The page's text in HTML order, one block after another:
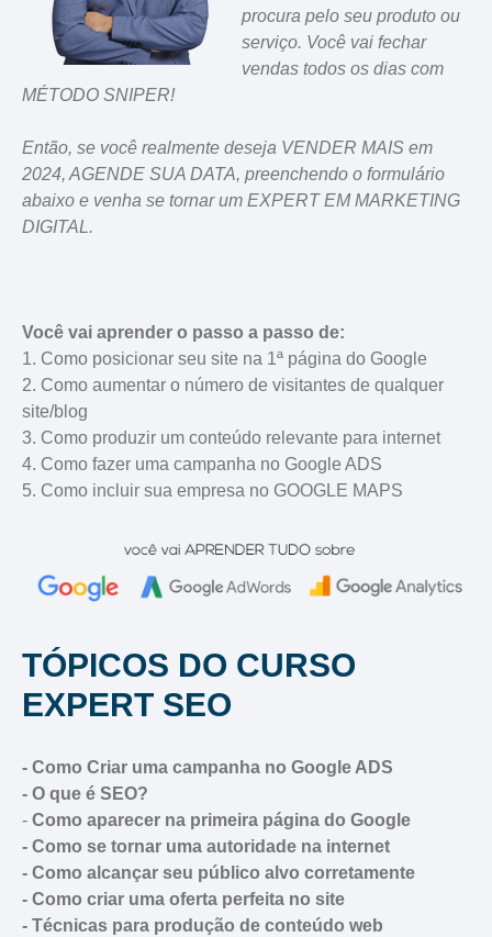
procura pelo seu produto ou
serviço. Você vai fechar
vendas todos os dias com
MÉTODO SNIPER!
Então, se você realmente deseja VENDER MAIS em
2024, AGENDE SUA DATA, preenchendo o formulário
abaixo e venha se tornar um EXPERT EM MARKETING
DIGITAL.
Você vai aprender o passo a passo de:
1. Como posicionar seu site na 1ª página do Google
2. Como aumentar o número de visitantes de qualquer
site/blog
3. Como produzir um conteúdo relevante para internet
4. Como fazer uma campanha no Google ADS
5. Como incluir sua empresa no GOOGLE MAPS
TÓPICOS DO CURSO
EXPERT SEO
- Como Criar uma campanha no Google ADS
- O que é SEO?
- Como aparecer na primeira página do Google
- Como se tornar uma autoridade na internet
- Como alcançar seu público alvo corretamente
- Como criar uma oferta perfeita no site
- Técnicas para produção de conteúdo web